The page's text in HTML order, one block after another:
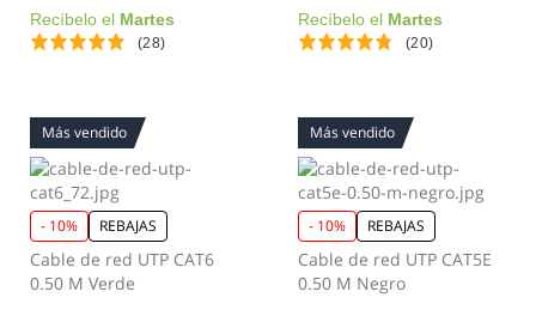
Recíbelo el Martes
(28)
Recíbelo el Martes
(20)
Más vendido
- 10% REBAJAS
Cable de red UTP CAT6
0.50 M Verde
Más vendido
- 10% REBAJAS
Cable de red UTP CAT5E
0.50 M Negro